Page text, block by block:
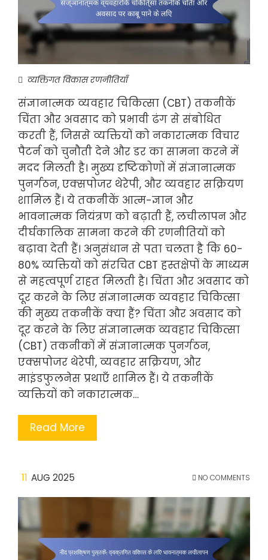
व्यक्तिगत विकास रणनीतियाँ
संज्ञानात्मक व्यवहार चिकित्सा (CBT) तकनीकें
चिंता और अवसाद को प्रभावी ढंग से संबोधित
करती हैं, जिससे व्यक्तियों को नकारात्मक विचार
पैटर्न को चुनौती देने और डर का सामना करने में
मदद मिलती है। मुख्य दृष्टिकोणों में संज्ञानात्मक
पुनर्गठन, एक्सपोजर थेरेपी, और व्यवहार सक्रियण
शामिल हैं। ये तकनीकें आत्म-ज्ञान और
भावनात्मक नियंत्रण को बढ़ाती हैं, लचीलापन और
दीर्घकालिक सामना करने की रणनीतियों को
बढ़ावा देती हैं। अनुसंधान से पता चलता है कि 60-
80% व्यक्तियों को संरचित CBT हस्तक्षेपों के माध्यम
से महत्वपूर्ण राहत मिलती है। चिंता और अवसाद को
दूर करने के लिए संज्ञानात्मक व्यवहार चिकित्सा
की मुख्य तकनीकें क्या हैं? चिंता और अवसाद को
दूर करने के लिए संज्ञानात्मक व्यवहार चिकित्सा
(CBT) तकनीकों में संज्ञानात्मक पुनर्गठन,
एक्सपोजर थेरेपी, व्यवहार सक्रियण, और
माइंडफुलनेस प्रथाएँ शामिल हैं। ये तकनीकें
व्यक्तियों को नकारात्मक…
Read More
11 AUG 2025 NO COMMENTS